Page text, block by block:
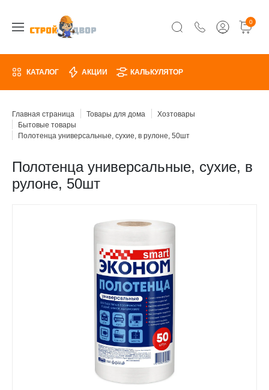
0
КАТАЛОГ АКЦИИ КАЛЬКУЛЯТОР
Главная страница Товары для дома
Хозтовары
Бытовые товары
Полотенца универсальные, сухие, в рулоне, 50шт
Полотенца универсальные, сухие, в
рулоне, 50шт